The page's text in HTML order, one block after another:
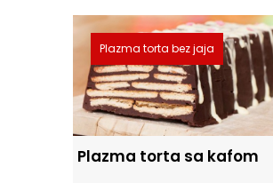
Plazma torta bez jaja
Plazma torta sa kafom